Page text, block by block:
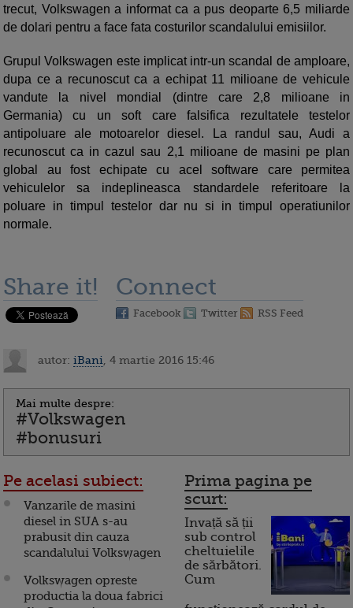
trecut, Volkswagen a informat ca a pus deoparte 6,5 miliarde
de dolari pentru a face fata costurilor scandalului emisiilor.
Grupul Volkswagen este implicat intr-un scandal de amploare,
dupa ce a recunoscut ca a echipat 11 milioane de vehicule
vandute la nivel mondial (dintre care 2,8 milioane in
Germania) cu un soft care falsifica rezultatele testelor
antipoluare ale motoarelor diesel. La randul sau, Audi a
recunoscut ca in cazul sau 2,1 milioane de masini pe plan
global au fost echipate cu acel software care permitea
vehiculelor sa indeplineasca standardele referitoare la
poluare in timpul testelor dar nu si in timpul operatiunilor
normale.
Share it! Connect
Facebook Twitter RSS Feed
autor: iBani , 4 martie 2016 15:46
Mai multe despre:
#Volkswagen
#bonusuri
Pe acelasi subiect:
Vanzarile de masini
diesel in SUA s-au
prabusit din cauza
scandalului Volkswagen
Volkswagen opreste
productia la doua fabrici
Prima pagina pe
scurt:
Invață să ții
sub control
cheltuielile
de sărbători.
Cum